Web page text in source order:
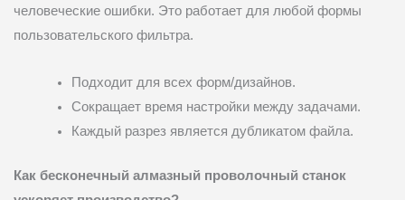
человеческие ошибки. Это работает для любой формы
пользовательского фильтра.
Подходит для всех форм/дизайнов.
Сокращает время настройки между задачами.
Каждый разрез является дубликатом файла.
Как бесконечный алмазный проволочный станок